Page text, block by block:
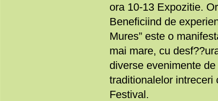
ora 10-13 Expozitie.
Beneficiind de
Mures” este o
mai mare, cu
diverse evenimente
traditionalelor
Festival.